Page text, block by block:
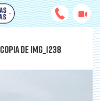
COPIA DE IMG_1238